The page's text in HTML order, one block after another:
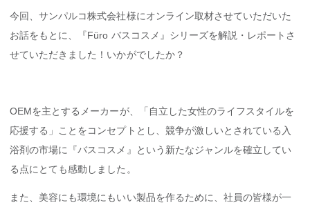
今回、サンパルコ株式会社様にオンライン取材させていただいた
お話をもとに、『Füro バスコスメ』シリーズを解説・レポートさ
せていただきました！いかがでしたか？
OEMを主とするメーカーが、「自立した女性のライフスタイルを
応援する」ことをコンセプトとし、競争が激しいとされている入
浴剤の市場に『バスコスメ』という新たなジャンルを確立してい
る点にとても感動しました。
また、美容にも環境にもいい製品を作るために、社員の皆様が一